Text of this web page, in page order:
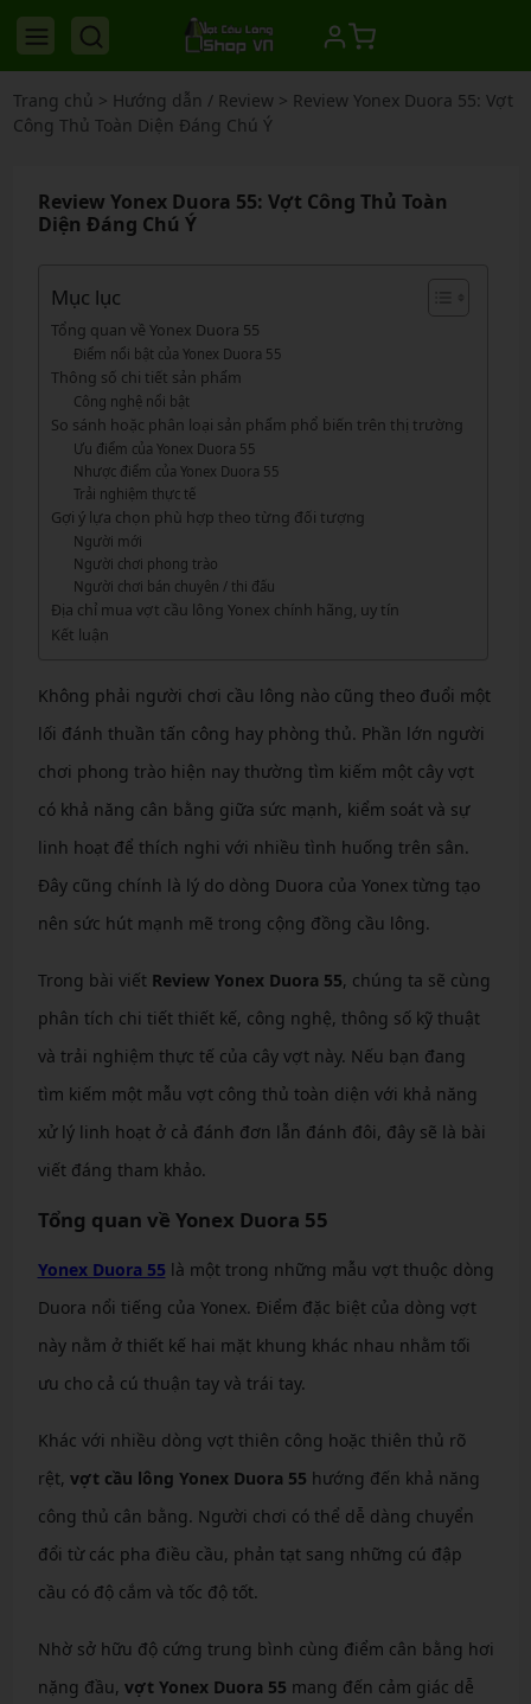
Trang chủ > Hướng dẫn / Review> Review Yonex Duora 55: Vợt
Công Thủ Toàn Diện Đáng Chú Ý
Review Yonex Duora 55: Vợt Công Thủ Toàn
Diện Đáng Chú Ý
Mục lục
Tổng quan về Yonex Duora 55
Điểm nổi bật của Yonex Duora 55
Thông số chi tiết sản phẩm
Công nghệ nổi bật
So sánh hoặc phân loại sản phẩm phổ biến trên thị trường
Ưu điểm của Yonex Duora 55
Nhược điểm của Yonex Duora 55
Trải nghiệm thực tế
Gợi ý lựa chọn phù hợp theo từng đối tượng
Người mới
Người chơi phong trào
Người chơi bán chuyên / thi đấu
Địa chỉ mua vợt cầu lông Yonex chính hãng, uy tín
Kết luận
Không phải người chơi cầu lông nào cũng theo đuổi một
lối đánh thuần tấn công hay phòng thủ. Phần lớn người
chơi phong trào hiện nay thường tìm kiếm một cây vợt
có khả năng cân bằng giữa sức mạnh, kiểm soát và sự
linh hoạt để thích nghi với nhiều tình huống trên sân.
Đây cũng chính là lý do dòng Duora của Yonex từng tạo
nên sức hút mạnh mẽ trong cộng đồng cầu lông.
Trong bài viết Review Yonex Duora 55, chúng ta sẽ cùng
phân tích chi tiết thiết kế, công nghệ, thông số kỹ thuật
và trải nghiệm thực tế của cây vợt này. Nếu bạn đang
tìm kiếm một mẫu vợt công thủ toàn diện với khả năng
xử lý linh hoạt ở cả đánh đơn lẫn đánh đôi, đây sẽ là bài
viết đáng tham khảo.
Tổng quan về Yonex Duora 55
Yonex Duora 55 là một trong những mẫu vợt thuộc dòng
Duora nổi tiếng của Yonex. Điểm đặc biệt của dòng vợt
này nằm ở thiết kế hai mặt khung khác nhau nhằm tối
ưu cho cả cú thuận tay và trái tay.
Khác với nhiều dòng vợt thiên công hoặc thiên thủ rõ
rệt, vợt cầu lông Yonex Duora 55 hướng đến khả năng
công thủ cân bằng. Người chơi có thể dễ dàng chuyển
đổi từ các pha điều cầu, phản tạt sang những cú đập
cầu có độ cắm và tốc độ tốt.
Nhờ sở hữu độ cứng trung bình cùng điểm cân bằng hơi
nặng đầu, vợt Yonex Duora 55 mang đến cảm giác dễ